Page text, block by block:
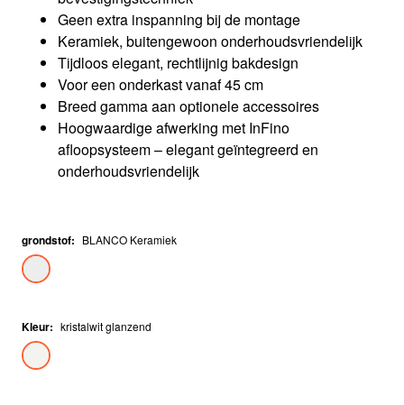
Geen extra inspanning bij de montage
Keramiek, buitengewoon onderhoudsvriendelijk
Tijdloos elegant, rechtlijnig bakdesign
Voor een onderkast vanaf 45 cm
Breed gamma aan optionele accessoires
Hoogwaardige afwerking met InFino
afloopsysteem – elegant geïntegreerd en
onderhoudsvriendelijk
grondstof: BLANCO Keramiek
Kleur: kristalwit glanzend